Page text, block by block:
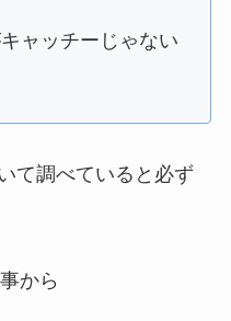
ャッチーじゃない
て調べていると必ず
から